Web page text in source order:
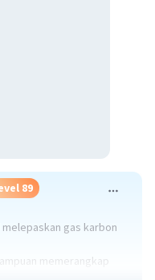
89
gas karbon
memerangkap